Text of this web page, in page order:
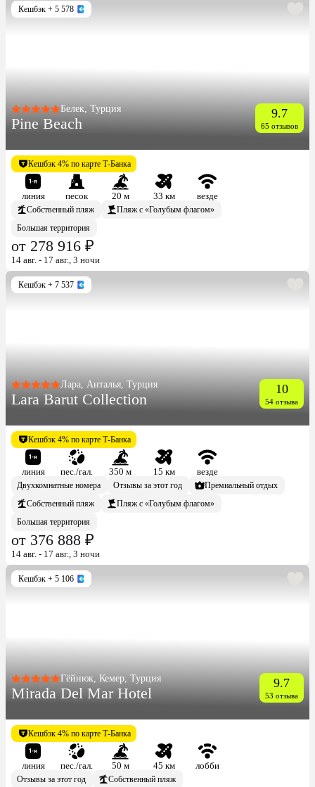
Кешбэк + 5 578
Белек, Турция
Pine Beach
9.7
65 отзывов
Кешбэк 4% по карте Т-Банка
линия песок 20 м 33 км
везде
Собственный пляж
Пляж с «Голубым флагом»
Большая территория
от 278 916 ₽
14 авг. - 17 авг., 3 ночи
Кешбэк + 7 537
Лара, Анталья, Турция
Lara Barut Collection
10
54 отзыва
Кешбэк 4% по карте Т-Банка
линия пес./гал. 350 м 15 км
везде
Двухкомнатные номера
Отзывы за этот год
Премиальный отдых
Собственный пляж
Пляж с «Голубым флагом»
Большая территория
от 376 888 ₽
14 авг. - 17 авг., 3 ночи
Кешбэк + 5 106
Гёйнюк, Кемер, Турция
Mirada Del Mar Hotel
9.7
53 отзыва
Кешбэк 4% по карте Т-Банка
линия пес./гал. 50 м 45 км
лобби
Отзывы за этот год
Собственный пляж